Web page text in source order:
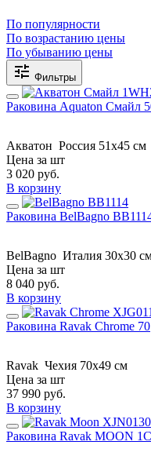
По популярности
По возрастанию цены
По убыванию цены
Фильтры
Раковина Aquaton Смайл
Акватон Россия 51x45 см
Цена за шт
3 020 руб.
В корзину
Раковина BelBagno
BelBagno Италия 30x30
Цена за шт
8 040 руб.
В корзину
Раковина Ravak Chrome 70
Ravak Чехия 70x49 см
Цена за шт
37 990 руб.
В корзину
Раковина Ravak MOON